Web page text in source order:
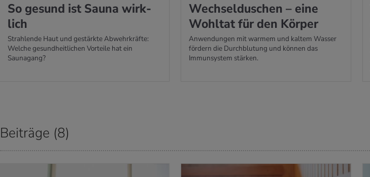
So ge­sund ist Sauna wirk­
lich
Strahlende Haut und gestärkte Abwehrkräfte:
Welche gesundheitlichen Vorteile hat ein
Saunagang?
Wech­sel­du­schen – eine
Wohl­tat für den Kör­per
Anwendungen mit warmem und kaltem Wasser
fördern die Durchblutung und können das
Immunsystem stärken.
Beiträge (8)